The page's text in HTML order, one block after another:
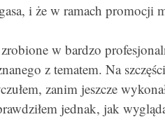
i że w ramach promocji
w bardzo
z tematem. Na
zanim jeszcze
jednak, jak